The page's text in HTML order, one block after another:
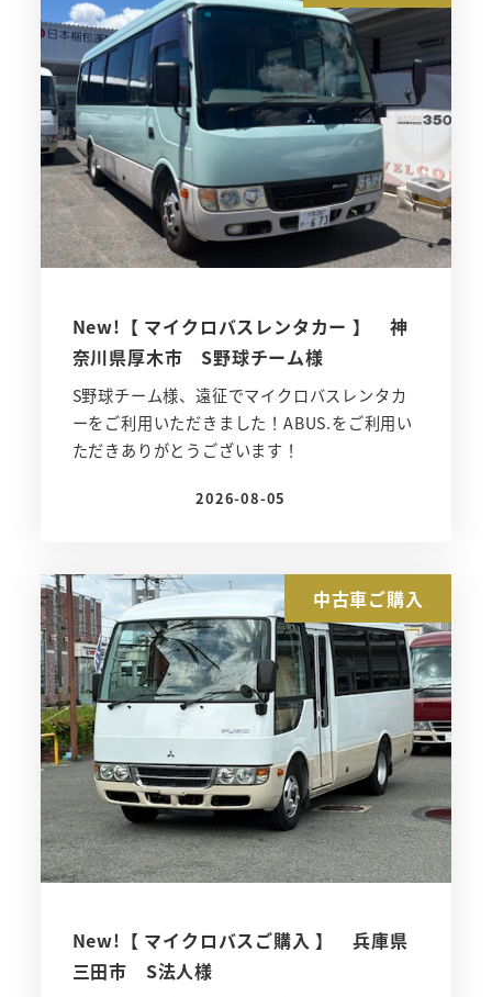
New!【 マイクロバスレンタカー 】 神
奈川県厚木市 S野球チーム様
S野球チーム様、遠征でマイクロバスレンタカ
ーをご利用いただきました！ABUS.をご利用い
ただきありがとうございます！
投稿日
2026-08-05
中古車ご購入
New!【 マイクロバスご購入 】 兵庫県
三田市 S法人様